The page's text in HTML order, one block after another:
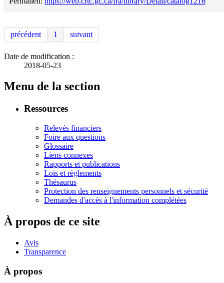
précédent 1 suivant
Date de modification :
2018-05-23
Menu de la section
Ressources
Relevés financiers
Foire aux questions
Glossaire
Liens connexes
Rapports et publications
Lois et règlements
Thésaurus
Protection des renseignements personnels et sécurité
Demandes d'accès à l'information complétées
À propos de ce site
Avis
Transparence
À propos